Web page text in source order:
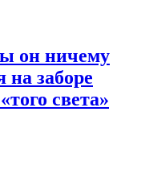
он ничему
заборе
света»